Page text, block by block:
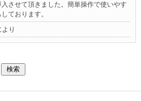
させて頂きました。簡単操作で使いやす
ております。
り